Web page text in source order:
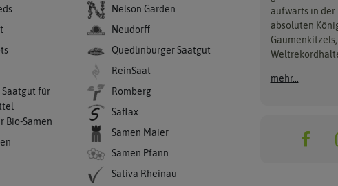
Saatgut für
Bio-Samen
Nelson Garden
Neudorff
Quedlinburger Saatgut
ReinSaat
Romberg
Saflax
Samen Maier
Samen Pfann
Sativa Rheinau
aufwärts in der
absoluten
mehr...